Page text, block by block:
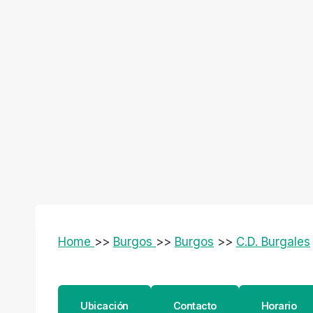
Home >> Burgos >> Burgos >> C.D. Burgales
Ubicación Contacto Horario